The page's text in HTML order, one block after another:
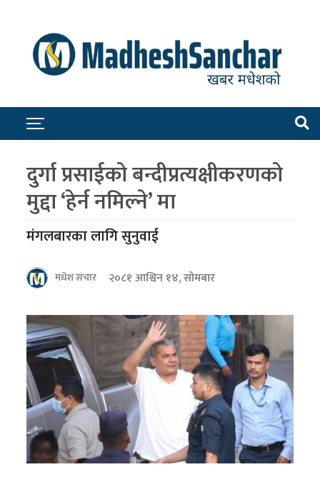
दुर्गा प्रसाईको बन्दीप्रत्यक्षीकरणको
मुद्दा ‘हेर्न नमिल्ने’ मा
मंगलबारका लागि सुनुवाई
मधेश संचार २०८१ आश्विन १४, सोमबार